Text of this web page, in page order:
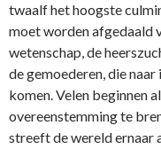
twaalf het hoogste
moet worden afgedaald
wetenschap, de
de gemoederen, die
komen. Velen beginnen
overeenstemming te
streeft de wereld ernaar